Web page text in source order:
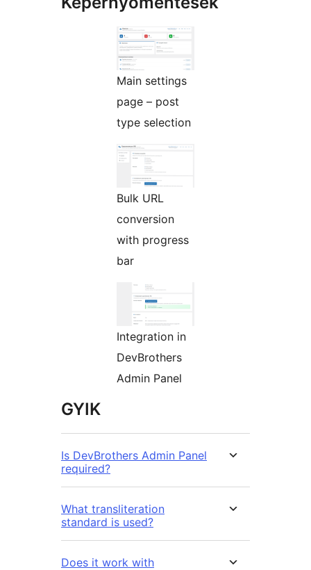
Main settings
page – post
type selection
Bulk URL
conversion
with progress
bar
Integration in
DevBrothers
Admin Panel
GYIK
Is DevBrothers Admin Panel
required?
What transliteration
standard is used?
Does it work with